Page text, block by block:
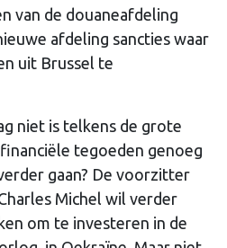
van de douaneafdeling
afdeling sancties waar
uit Brussel te
niet is telkens de grote
tegoeden genoeg
gaan? De voorzitter
Michel wil verder
om te investeren in de